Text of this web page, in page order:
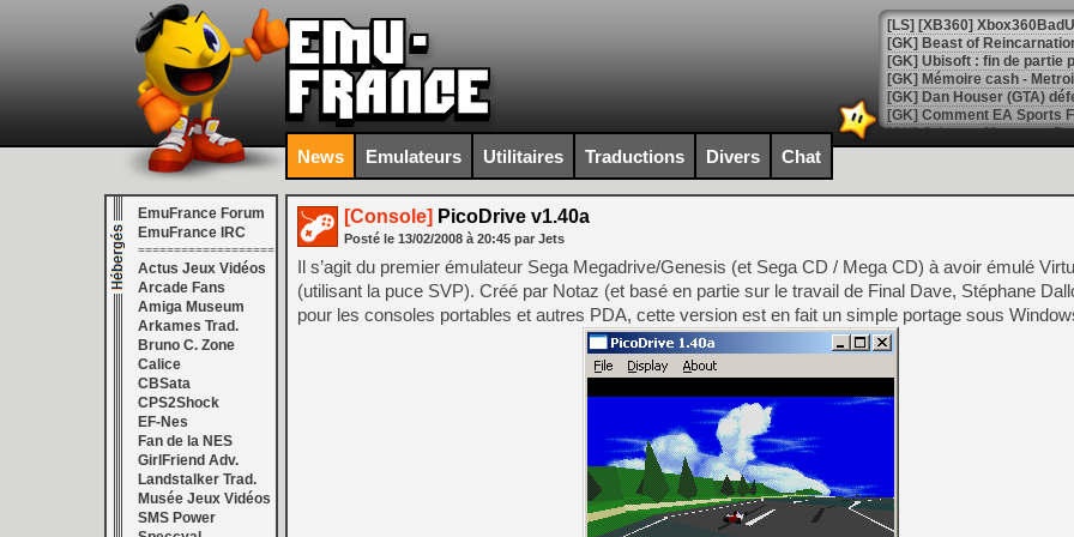
[GK] Beast of
[GK] Ubisoft : fin de partie
[GK] Mémoire cash -
[GK] Dan Houser (GTA)
[GK] Comment EA Sports
[GK] Crimson Moon : un
[GK] Isle of Reveries : le
[GK] Moonlighter 2 : The
[GK] Capcom relance
[Mo5] Deux inédits du
[GK] Le beat'em up The
[GK] Endless Legend 2 :
[LS] [PS5] Le WebKit
[GK] Oubliez Crazy Taxi,
[LS] [Switch] NSZ 5.0.0
News Emulateurs Utilitaires Traductions Divers Chat
EmuFrance Forum
EmuFrance IRC
===================
Actus Jeux Vidéos
Arcade Fans
Amiga Museum
Arkames Trad.
Bruno C. Zone
Calice
CBSata
CPS2Shock
EF-Nes
Fan de la NES
GirlFriend Adv.
Landstalker Trad.
Musée Jeux Vidéos
SMS Power
[Console] PicoDrive v1.40a
Posté le 13/02/2008 à 20:45 par Jets
Il s’agit du premier émulateur Sega Megadrive/Genesis (et Sega CD / Mega CD) à avoir émulé
(utilisant la puce SVP). Créé par Notaz (et basé en partie sur le travail de Final Dave, Stéphane
pour les consoles portables et autres PDA, cette version est en fait un simple portage sous